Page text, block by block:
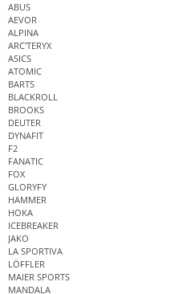
ABUS
AEVOR
ALPINA
ARC'TERYX
ASICS
ATOMIC
BARTS
BLACKROLL
BROOKS
DEUTER
DYNAFIT
F2
FANATIC
FOX
GLORYFY
HAMMER
HOKA
ICEBREAKER
JAKO
LA SPORTIVA
LÖFFLER
MAIER SPORTS
MANDALA